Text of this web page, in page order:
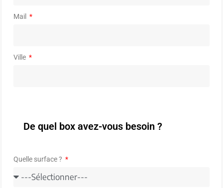
Mail
Ville
De quel box avez-vous besoin ?
Quelle surface ?